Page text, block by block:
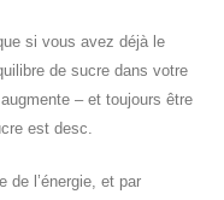
si vous avez déjà le
de sucre dans votre
– et toujours être
est desc.
de l’énergie, et par